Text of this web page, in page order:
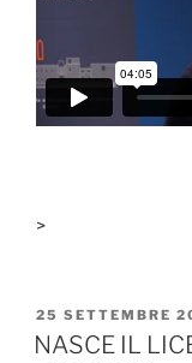
>
PUBBLICATO
IL
25 SETTEMBRE
NASCE IL